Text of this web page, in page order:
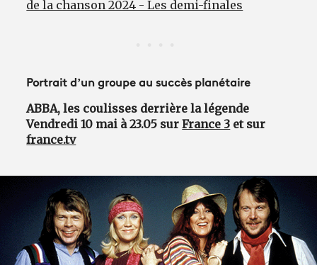
de la chanson 2024 - Les demi-finales
Portrait d’un groupe au succès planétaire
ABBA, les coulisses derrière la légende
Vendredi 10 mai à 23.05 surFrance 3 et sur
france.tv